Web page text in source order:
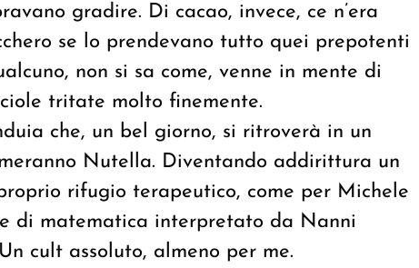
gradire. Di cacao, invece, ce n’era
se lo prendevano tutto quei prepotenti
non si sa come, venne in mente di
tritate molto finemente.
che, un bel giorno, si ritroverà in un
Nutella. Diventando addirittura un
rifugio terapeutico, come per Michele
di matematica interpretato da Nanni
cult assoluto, almeno per me.